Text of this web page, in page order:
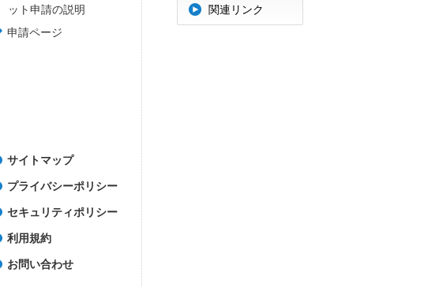
ット申請の説明
申請ページ
サイトマップ
プライバシーポリシー
セキュリティポリシー
利用規約
お問い合わせ
関連リンク